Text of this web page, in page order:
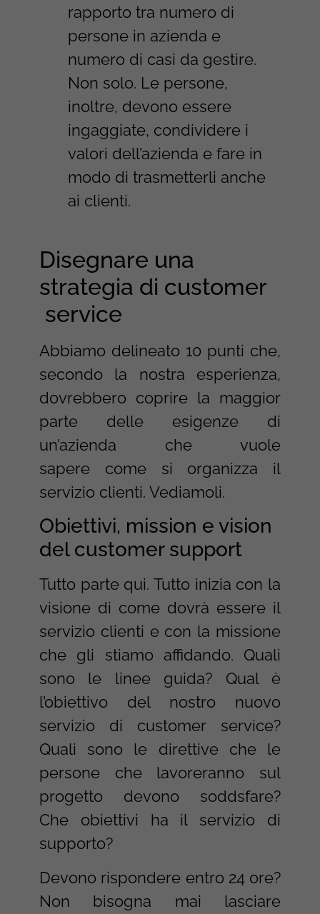
rapporto tra numero di
persone in azienda e
numero di casi da gestire.
Non solo. Le persone,
inoltre, devono essere
ingaggiate, condividere i
valori dell’azienda e fare in
modo di trasmetterli anche
ai clienti.
Disegnare una
strategia di customer
service
Abbiamo delineato 10 punti che,
secondo la nostra esperienza,
dovrebbero coprire la maggior
parte delle esigenze di
un’azienda che vuole
sapere come si organizza il
servizio clienti. Vediamoli.
Obiettivi, mission e vision
del customer support
Tutto parte qui. Tutto inizia con la
visione di come dovrà essere il
servizio clienti e con la missione
che gli stiamo affidando. Quali
sono le linee guida? Qual è
l’obiettivo del nostro nuovo
servizio di customer service?
Quali sono le direttive che le
persone che lavoreranno sul
progetto devono soddsfare?
Che obiettivi ha il servizio di
supporto?
Devono rispondere entro 24 ore?
Non bisogna mai lasciare